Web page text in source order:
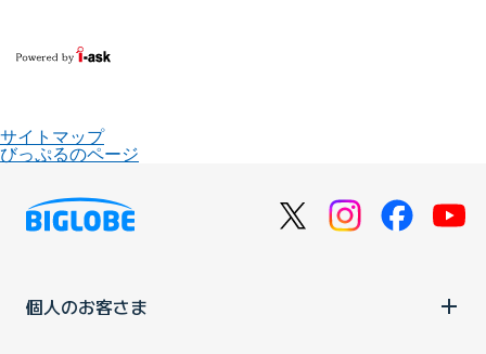
サイトマップ
びっぷるのページ
個人のお客さま